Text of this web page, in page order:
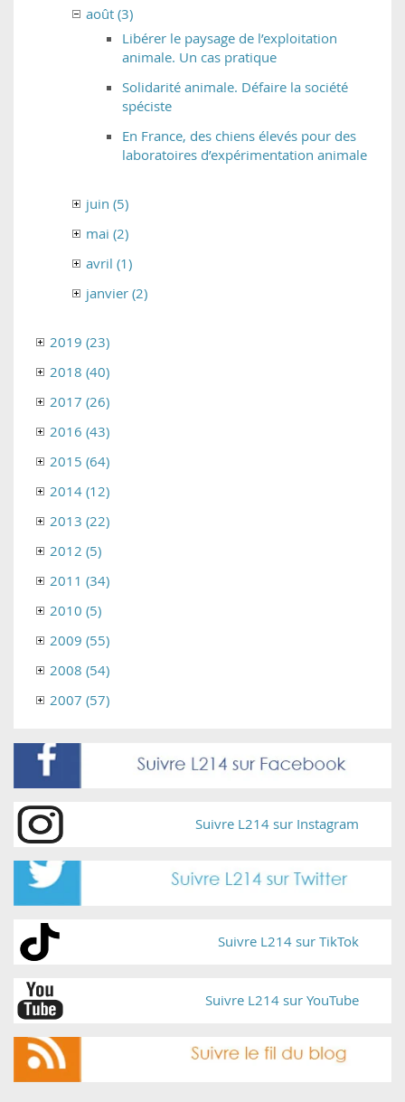
août (3)
Libérer le paysage de l’exploitation
animale. Un cas pratique
Solidarité animale. Défaire la société
spéciste
En France, des chiens élevés pour des
laboratoires d’expérimentation animale
juin (5)
mai (2)
avril (1)
janvier (2)
2019 (23)
2018 (40)
2017 (26)
2016 (43)
2015 (64)
2014 (12)
2013 (22)
2012 (5)
2011 (34)
2010 (5)
2009 (55)
2008 (54)
2007 (57)
Suivre L214 sur Instagram
Suivre L214 sur TikTok
Suivre L214 sur YouTube